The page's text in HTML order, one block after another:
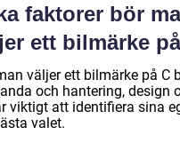
faktorer bör
ett bilmärke
väljer ett bilmärke på C
och hantering, design
viktigt att identifiera sina
valet.